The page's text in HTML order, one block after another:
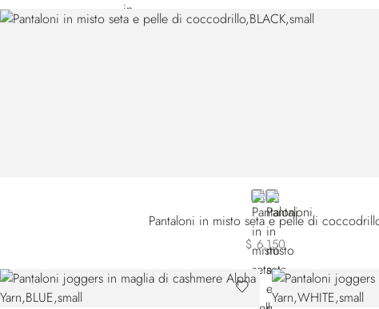
BLACKWHITE
Pantaloni in misto seta e pelle di
$ 6,150